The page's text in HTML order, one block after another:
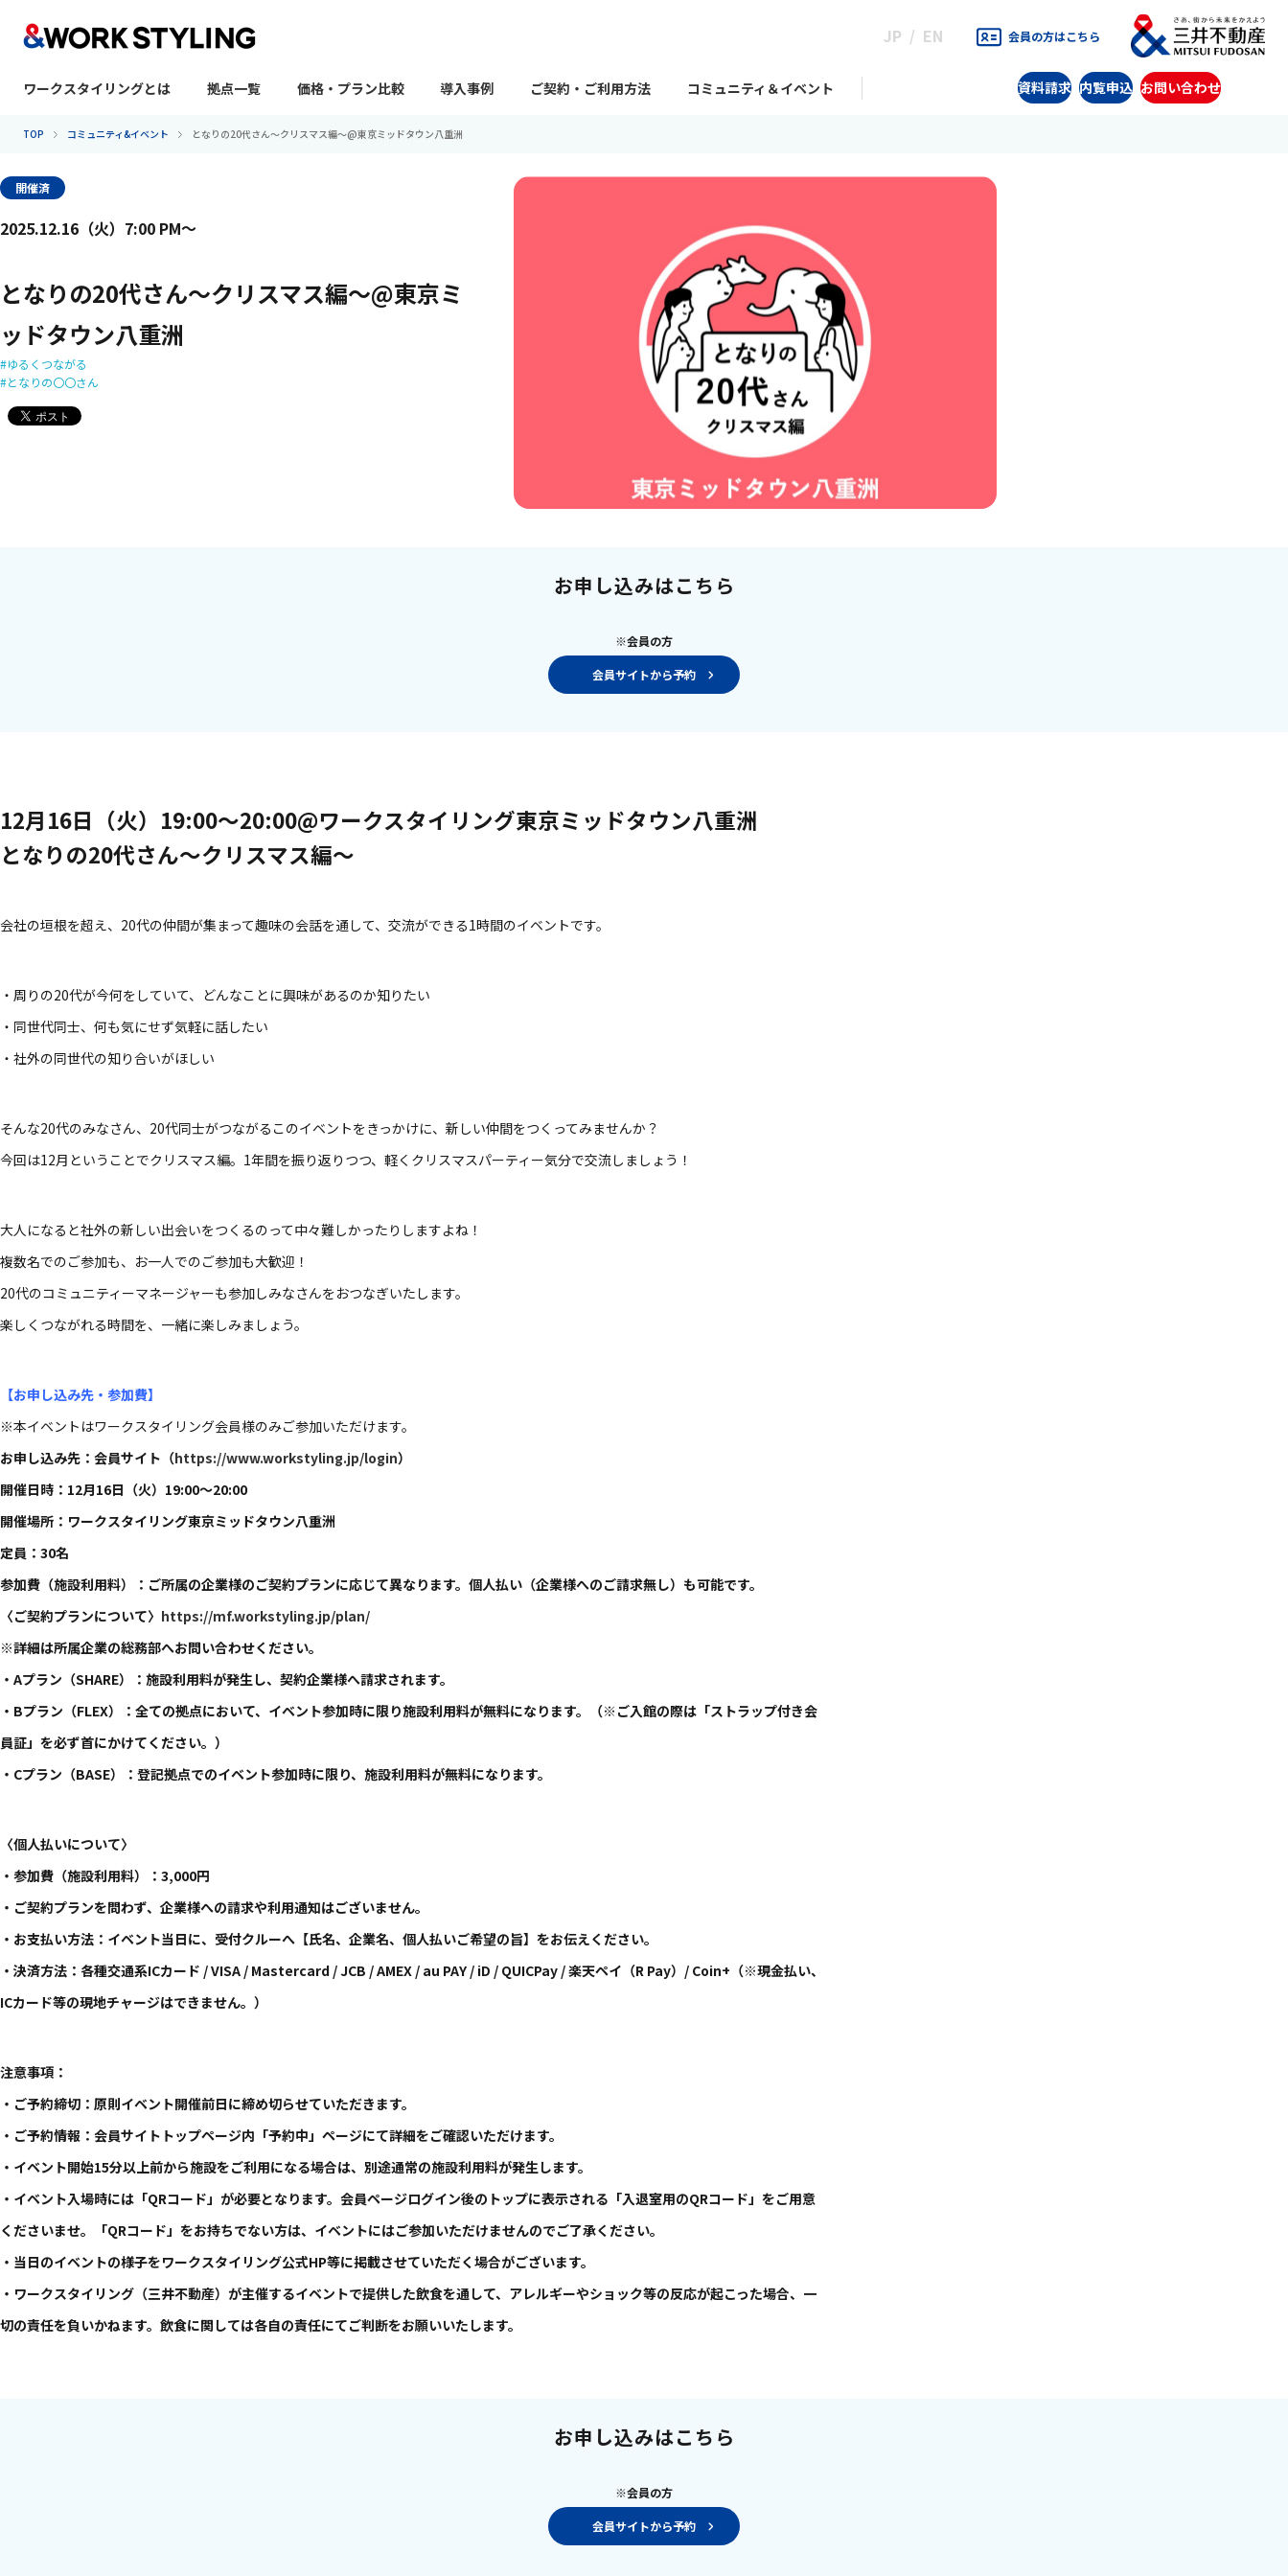
JP EN 会員の方はこちら
ワークスタイリングとは 拠点一覧 価格・プラン比較 導入事例 ご契約・ご利用方法 コミュニティ＆イベント 資料請求 内覧申込 お問い合わせ
TOP コミュニティ&イベント と​なりの​20代さん〜クリスマス編〜@東京ミッドタウン八重洲
開催済
2025.12.16（火）7:00 PM〜
と​なりの​20代さん〜クリスマス編〜@東京ミ
ッドタウン八重洲
ゆるくつながる
となりの〇〇さん
お申し込みはこちら
※会員の方
会員サイトから予約
12月16日（火）19:00〜20:00@ワークスタイリング東京ミッドタウン八重洲
と​なりの​20代さん〜クリスマス編〜
会社の​垣根を​超え、​20代の​仲間が​集まって​趣味の​会話を​通して、​交流が​できる​1時間の​イベントです。​
・​周りの​20代が​今​何を​していて、​どんな​ことに​興味が​あるのか​知りたい
・同世代同士、​何も​気に​せず​気軽に​話したい
・社外の​同世代の​知り合いが​ほしい​
​そんな​20代のみなさん、​20代同士が​つながる​この​イベントを​きっかけに、​新しい​仲間を​つくってみませんか？​
今回は​12月と​いう​ことで​クリスマス編。​1年間を​振り返りつつ、​軽く​クリスマスパーティー気分で​交流しましょう！​
大人に​なると​社外の​新しい​出会いを​つくるのって​中々​難しかったりしますよね！​
複数名での​ご参加も、​お一人での​ご参加も​大歓迎！​
20代の​コミュニティーマネージャーも​参加しみなさんを​おつな​ぎいたします。​
楽しく​つながれる​時間を、​一緒に​楽しみましょう。​
【お申し込み先・参加費】
※本イベントはワークスタイリング会員様のみご参加いただけます。
お申し込み先：会員サイト（https://www.workstyling.jp/login）
開催日時：12月16日（火）19:00〜20:00
開催場所：ワークスタイリング東京ミッドタウン八重洲
定員：30名
参加費（施設利用料）：ご所属の企業様のご契約プランに応じて異なります。個人払い（企業様へのご請求無し）も可能です。
〈ご契約プランについて〉 https://mf.workstyling.jp/plan/
※詳細は所属企業の総務部へお問い合わせください。
・Aプラン（SHARE）：施設利用料が発生し、契約企業様へ請求されます。
・Bプラン（FLEX）：全ての拠点において、イベント参加時に限り施設利用料が無料になります。（※ご入館の際は「ストラップ付き会
員証」を必ず首にかけてください。）
・Cプラン（BASE）：登記拠点でのイベント参加時に限り、施設利用料が無料になります。
〈個人払いについて〉
・参加費（施設利用料）：3,000円
・ご契約プランを問わず、企業様への請求や利用通知はございません。
・お支払い方法：イベント当日に、受付クルーへ【氏名、企業名、個人払いご希望の旨】をお伝えください。
・決済方法：各種交通系ICカード / VISA / Mastercard / JCB / AMEX / au PAY / iD / QUICPay / 楽天ペイ（R Pay）/ Coin+（※現金払い、
ICカード等の現地チャージはできません。）
注意事項：
・ご予約締切：原則イベント開催前日に締め切らせていただきます。
・ご予約情報：会員サイトトップページ内「予約中」ページにて詳細をご確認いただけます。
・イベント開始15分以上前から施設をご利用になる場合は、別途通常の施設利用料が発生します。
・イベント入場時には「QRコード」が必要となります。会員ページログイン後のトップに表示される「入退室用のQRコード」をご用意
くださいませ。「QRコード」をお持ちでない方は、イベントにはご参加いただけませんのでご了承ください。
・当日のイベントの様子をワークスタイリング公式HP等に掲載させていただく場合がございます。
・ワークスタイリング（三井不動産）が主催するイベントで提供した飲食を通して、アレルギーやショック等の反応が起こった場合、一
切の責任を負いかねます。飲食に関しては各自の責任にてご判断をお願いいたします。
お申し込みはこちら
※会員の方
会員サイトから予約